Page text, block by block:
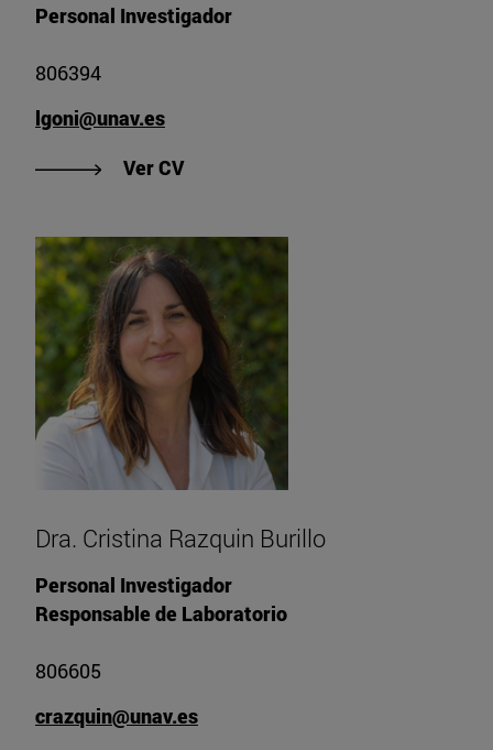
Personal Investigador
806394
lgoni@unav.es
Ver CV"Ver CV de Dra. Leticia Goñi"
Dra. Cristina Razquin Burillo
Personal Investigador
Responsable de Laboratorio
806605
crazquin@unav.es